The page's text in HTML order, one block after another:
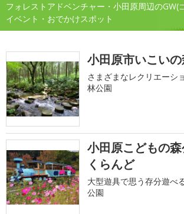
フォレストアドベンチャー・小田原周辺のGW(
イベント・おでかけスポット
小田原市いこい
さまざまなレクリエーシ
林公園
小田原こどもの
くらんど
大型遊具で思う存分遊べ
公園